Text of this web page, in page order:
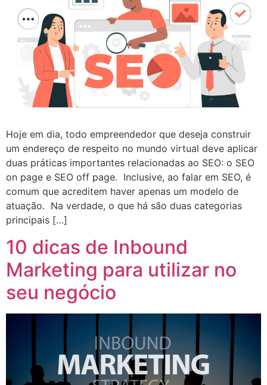
Hoje em dia, todo empreendedor que deseja construir
um endereço de respeito no mundo virtual deve aplicar
duas práticas importantes relacionadas ao SEO: o SEO
on page e SEO off page. Inclusive, ao falar em SEO, é
comum que acreditem haver apenas um modelo de
atuação. Na verdade, o que há são duas categorias
principais […]
10 dicas de Inbound
Marketing para utilizar no
seu negócio